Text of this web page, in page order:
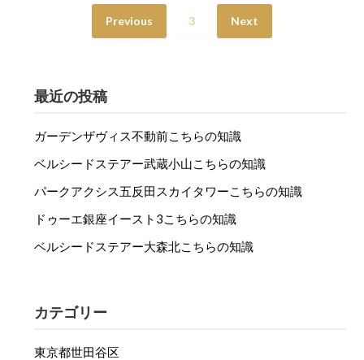
Previous 3 Next
最近の投稿
ガーデンザヴィス不動前こちらの知識
ベルシードステアー武蔵小山こちらの知識
パークアクシス五反田スカイタワーこちらの知識
ドゥーエ銀座イースト3こちらの知識
ベルシードステアー大森北こちらの知識
カテゴリー
東京都世田谷区